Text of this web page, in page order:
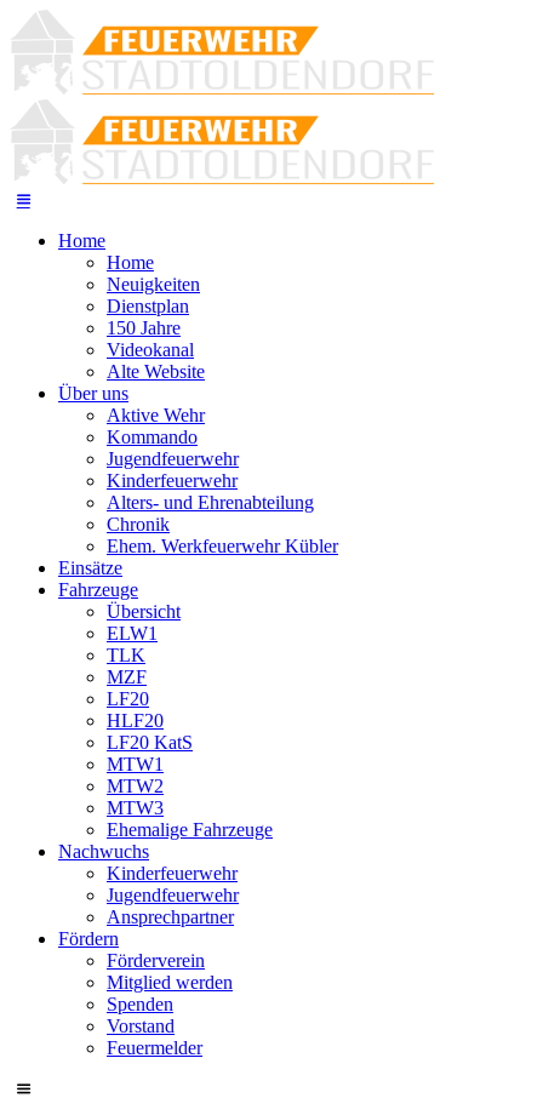
Home
Home
Neuigkeiten
Dienstplan
150 Jahre
Videokanal
Alte Website
Über uns
Aktive Wehr
Kommando
Jugendfeuerwehr
Kinderfeuerwehr
Alters- und Ehrenabteilung
Chronik
Ehem. Werkfeuerwehr Kübler
Einsätze
Fahrzeuge
Übersicht
ELW1
TLK
MZF
LF20
HLF20
LF20 KatS
MTW1
MTW2
MTW3
Ehemalige Fahrzeuge
Nachwuchs
Kinderfeuerwehr
Jugendfeuerwehr
Ansprechpartner
Fördern
Förderverein
Mitglied werden
Spenden
Vorstand
Feuermelder